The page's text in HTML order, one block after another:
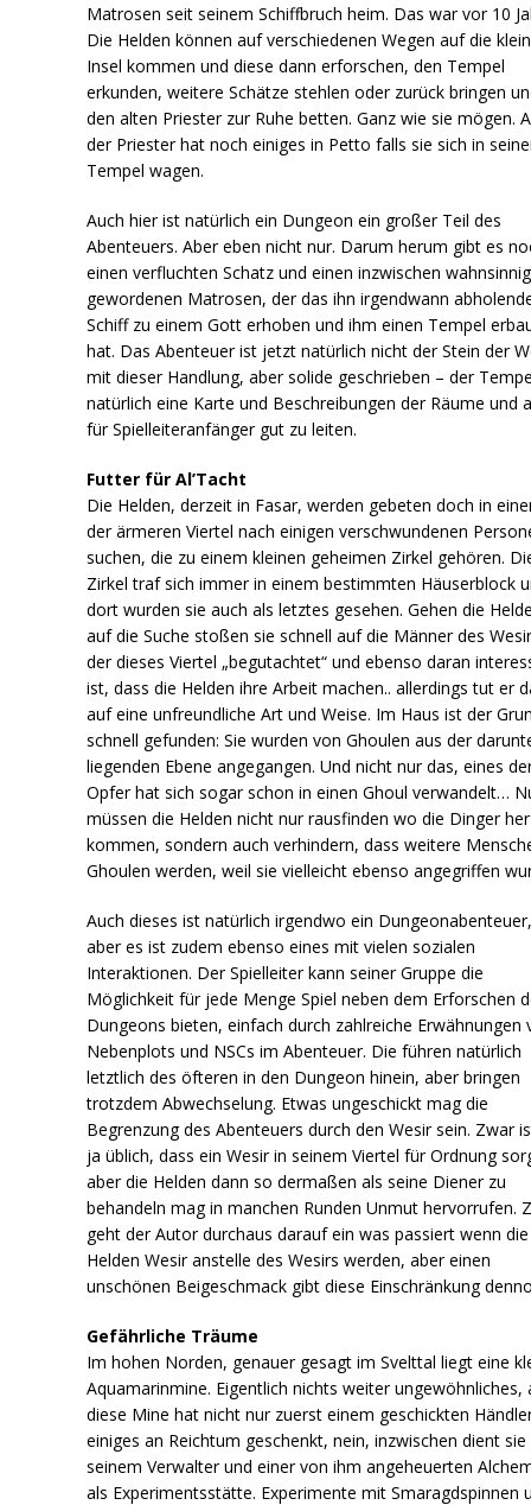
Matrosen seit seinem Schiffbruch heim. Das war vor 10
Die Helden können auf verschiedenen Wegen auf die
Insel kommen und diese dann erforschen, den Tempel
erkunden, weitere Schätze stehlen oder zurück bringen
den alten Priester zur Ruhe betten. Ganz wie sie mögen.
der Priester hat noch einiges in Petto falls sie sich in
Tempel wagen.
Auch hier ist natürlich ein Dungeon ein großer Teil des
Abenteuers. Aber eben nicht nur. Darum herum gibt es
einen verfluchten Schatz und einen inzwischen wahnsinnig
gewordenen Matrosen, der das ihn irgendwann
Schiff zu einem Gott erhoben und ihm einen Tempel
hat. Das Abenteuer ist jetzt natürlich nicht der Stein der
mit dieser Handlung, aber solide geschrieben – der
natürlich eine Karte und Beschreibungen der Räume und
für Spielleiteranfänger gut zu leiten.
Futter für Al’Tacht
Die Helden, derzeit in Fasar, werden gebeten doch in
der ärmeren Viertel nach einigen verschwundenen
suchen, die zu einem kleinen geheimen Zirkel gehören.
Zirkel traf sich immer in einem bestimmten Häuserblock
dort wurden sie auch als letztes gesehen. Gehen die
auf die Suche stoßen sie schnell auf die Männer des
der dieses Viertel „begutachtet“ und ebenso daran
ist, dass die Helden ihre Arbeit machen.. allerdings tut er
auf eine unfreundliche Art und Weise. Im Haus ist der
schnell gefunden: Sie wurden von Ghoulen aus der
liegenden Ebene angegangen. Und nicht nur das, eines
Opfer hat sich sogar schon in einen Ghoul verwandelt…
müssen die Helden nicht nur rausfinden wo die Dinger her
kommen, sondern auch verhindern, dass weitere
Ghoulen werden, weil sie vielleicht ebenso angegriffen
Auch dieses ist natürlich irgendwo ein
aber es ist zudem ebenso eines mit vielen sozialen
Interaktionen. Der Spielleiter kann seiner Gruppe die
Möglichkeit für jede Menge Spiel neben dem Erforschen
Dungeons bieten, einfach durch zahlreiche Erwähnungen
Nebenplots und NSCs im Abenteuer. Die führen natürlich
letztlich des öfteren in den Dungeon hinein, aber bringen
trotzdem Abwechselung. Etwas ungeschickt mag die
Begrenzung des Abenteuers durch den Wesir sein. Zwar
ja üblich, dass ein Wesir in seinem Viertel für Ordnung
aber die Helden dann so dermaßen als seine Diener zu
behandeln mag in manchen Runden Unmut hervorrufen.
geht der Autor durchaus darauf ein was passiert wenn die
Helden Wesir anstelle des Wesirs werden, aber einen
unschönen Beigeschmack gibt diese Einschränkung
Gefährliche Träume
Im hohen Norden, genauer gesagt im Svelttal liegt eine
Aquamarinmine. Eigentlich nichts weiter ungewöhnliches,
diese Mine hat nicht nur zuerst einem geschickten
einiges an Reichtum geschenkt, nein, inzwischen dient sie
seinem Verwalter und einer von ihm angeheuerten
als Experimentsstätte. Experimente mit Smaragdspinnen